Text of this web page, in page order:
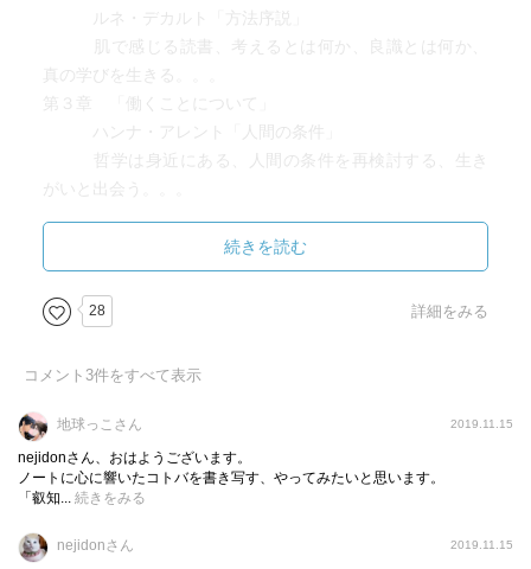
ルネ・デカルト「方法序説」
肌で感じる読書、考えるとは何か、良識とは何か、
真の学びを生きる。。。
第３章 「働くことについて」
ハンナ・アレント「人間の条件」
哲学は身近にある、人間の条件を再検討する、生き
がいと出会う。。。
吉本隆明「共同幻想論」
幻想とは何か、手応えにふれる、哲学する態度。。
机にかじりついていたわけではなく、行動をおこして世間
を生きぬいた哲学者・思想家を選んでいる。
ただ、この本はそれぞれの紹介だけでは終わらない。
自分ならどう読むか、この本との対話で、自分にとって最
も重要な問いは何かを、見つけるために読むことになる。
学校の授業では教師がどう理解したかを教えられることが
深めていくことが求められている。
続きを読む
28 詳細をみる
コメント 3件をすべて表示
地球っこさん 2019.11.15
nejidonさん、おはようございます。
ノートに心に響いたコトバを書き写す、やってみたいと思います。
「叡知... 続きをみる
nejidonさん 2019.11.15